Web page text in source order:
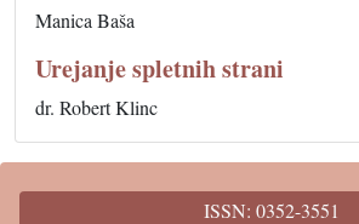
Manica Baša
Urejanje spletnih strani
dr. Robert Klinc
ISSN: 0352-3551